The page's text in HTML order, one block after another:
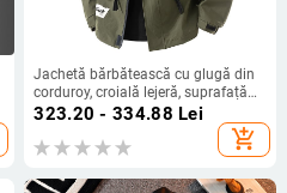
Jachetă bărbătească cu glugă din
corduroy, croială lejeră, suprafață
din poliester 100%, căptușeală
323.20 - 334.88 Lei
add_shopping_cart